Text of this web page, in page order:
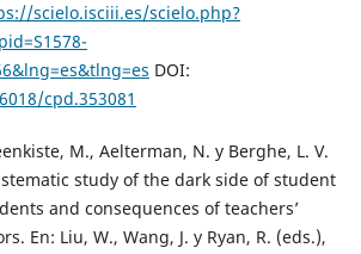
scielo.isciii.es/scielo.php?
DOI:
cpd.353081
M., Aelterman, N. y Berghe, L. V.
study of the dark side of student
and consequences of teachers’
En: Liu, W., Wang, J. y Ryan, R. (eds.),